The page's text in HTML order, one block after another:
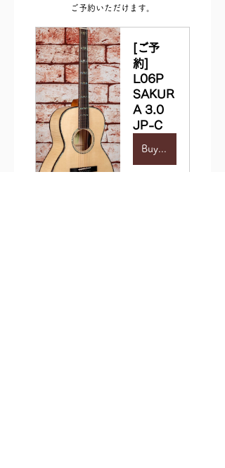
ご予約いただけます。
[ご予
約]
L06P
SAKUR
A 3.0
JP-C
Buy Now